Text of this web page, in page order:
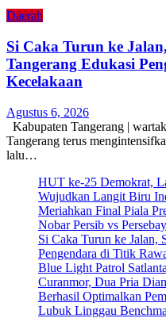
Daerah
Si Caka Turun ke
Tangerang Edukasi
Kecelakaan
Agustus 6, 2026
Kabupaten Tangerang |
Tangerang terus
lalu…
HUT ke-25 Demokrat,
Wujudkan Langit Biru
Meriahkan Final Piala
Nobar Persib vs
Si Caka Turun ke Jalan,
Pengendara di Titik
Blue Light Patrol
Curanmor, Dua Pria
Berhasil Optimalkan
Lubuk Linggau